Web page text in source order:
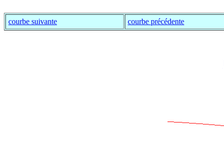
courbe suivante courbe précédente